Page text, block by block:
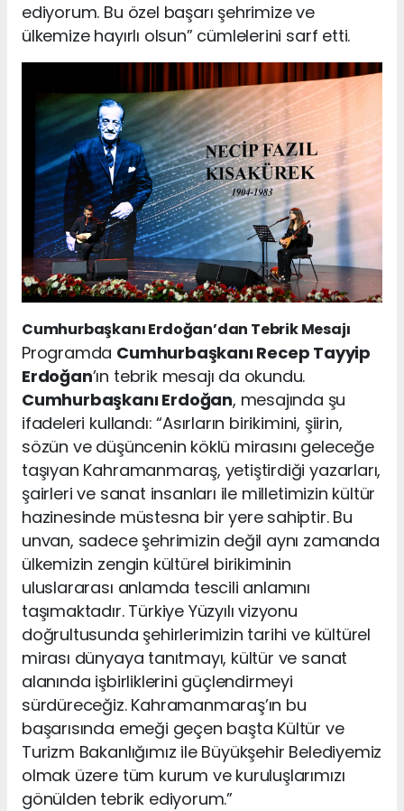
ediyorum. Bu özel başarı şehrimize ve
ülkemize hayırlı olsun” cümlelerini sarf etti.
Cumhurbaşkanı Erdoğan’dan Tebrik Mesajı
Programda Cumhurbaşkanı Recep Tayyip
Erdoğan’ın tebrik mesajı da okundu.
Cumhurbaşkanı Erdoğan, mesajında şu
ifadeleri kullandı: “Asırların birikimini, şiirin,
sözün ve düşüncenin köklü mirasını geleceğe
taşıyan Kahramanmaraş, yetiştirdiği yazarları,
şairleri ve sanat insanları ile milletimizin kültür
hazinesinde müstesna bir yere sahiptir. Bu
unvan, sadece şehrimizin değil aynı zamanda
ülkemizin zengin kültürel birikiminin
uluslararası anlamda tescili anlamını
taşımaktadır. Türkiye Yüzyılı vizyonu
doğrultusunda şehirlerimizin tarihi ve kültürel
mirası dünyaya tanıtmayı, kültür ve sanat
alanında işbirliklerini güçlendirmeyi
sürdüreceğiz. Kahramanmaraş’ın bu
başarısında emeği geçen başta Kültür ve
Turizm Bakanlığımız ile Büyükşehir Belediyemiz
olmak üzere tüm kurum ve kuruluşlarımızı
gönülden tebrik ediyorum.”